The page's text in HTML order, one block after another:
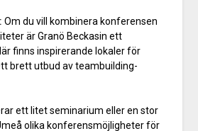
Om du vill kombinera konferensen
är Granö Beckasin ett
finns inspirerande lokaler för
brett utbud av teambuilding-
ett litet seminarium eller en stor
olika konferensmöjligheter för